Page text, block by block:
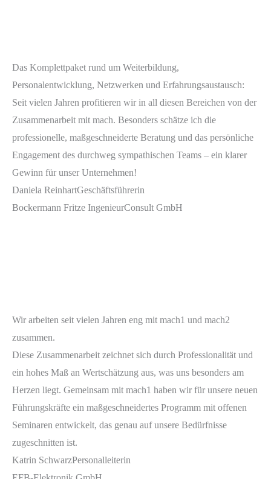
Das Komplettpaket rund um Weiterbildung,
Personalentwicklung, Netzwerken und Erfahrungsaustausch:
Seit vielen Jahren profitieren wir in all diesen Bereichen von der
Zusammenarbeit mit mach. Besonders schätze ich die
professionelle, maßgeschneiderte Beratung und das persönliche
Engagement des durchweg sympathischen Teams – ein klarer
Gewinn für unser Unternehmen!
Daniela ReinhartGeschäftsführerin
Bockermann Fritze IngenieurConsult GmbH
Wir arbeiten seit vielen Jahren eng mit mach1 und mach2
zusammen.
Diese Zusammenarbeit zeichnet sich durch Professionalität und
ein hohes Maß an Wertschätzung aus, was uns besonders am
Herzen liegt. Gemeinsam mit mach1 haben wir für unsere neuen
Führungskräfte ein maßgeschneidertes Programm mit offenen
Seminaren entwickelt, das genau auf unsere Bedürfnisse
zugeschnitten ist.
Katrin SchwarzPersonalleiterin